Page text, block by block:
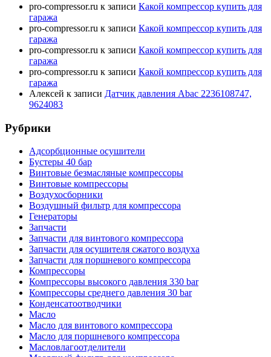
pro-compressor.ru к записи Какой компрессор купить для
гаража
pro-compressor.ru к записи Какой компрессор купить для
гаража
pro-compressor.ru к записи Какой компрессор купить для
гаража
pro-compressor.ru к записи Какой компрессор купить для
гаража
Алексей к записи Датчик давления Abac 2236108747,
9624083
Рубрики
Адсорбционные осушители
Бустеры 40 бар
Винтовые безмасляные компрессоры
Винтовые компрессоры
Воздухосборники
Воздушный фильтр для компрессора
Генераторы
Запчасти
Запчасти для винтового компрессора
Запчасти для осушителя сжатого воздуха
Запчасти для поршневого компрессора
Компрессоры
Компрессоры высокого давления 330 bar
Компрессоры среднего давления 30 bar
Конденсатоотводчики
Масло
Масло для винтового компрессора
Масло для поршневого компрессора
Масловлагоотделители